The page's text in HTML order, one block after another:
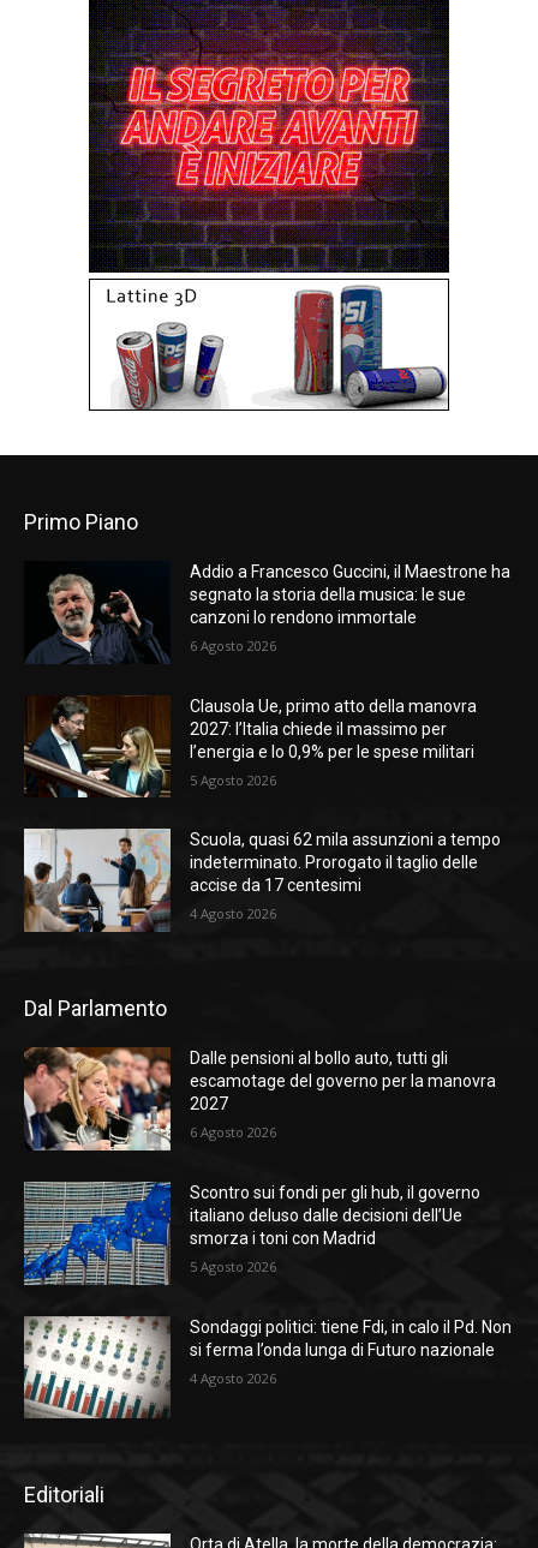
Primo Piano
Addio a Francesco Guccini, il Maestrone ha
segnato la storia della musica: le sue
canzoni lo rendono immortale
6 Agosto 2026
Clausola Ue, primo atto della manovra
2027: l’Italia chiede il massimo per
l’energia e lo 0,9% per le spese militari
5 Agosto 2026
Scuola, quasi 62 mila assunzioni a tempo
indeterminato. Prorogato il taglio delle
accise da 17 centesimi
4 Agosto 2026
Dal Parlamento
Dalle pensioni al bollo auto, tutti gli
escamotage del governo per la manovra
2027
6 Agosto 2026
Scontro sui fondi per gli hub, il governo
italiano deluso dalle decisioni dell’Ue
smorza i toni con Madrid
5 Agosto 2026
Sondaggi politici: tiene Fdi, in calo il Pd. Non
si ferma l’onda lunga di Futuro nazionale
4 Agosto 2026
Editoriali